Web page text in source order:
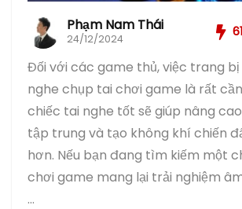
Phạm Nam Thái
24/12/2024 61
Đối với các game thủ, việc trang
nghe chụp tai chơi game là rất
chiếc tai nghe tốt sẽ giúp nâng
tập trung và tạo không khí chiến
hơn. Nếu bạn đang tìm kiếm một
chơi game mang lại trải nghiệm
...